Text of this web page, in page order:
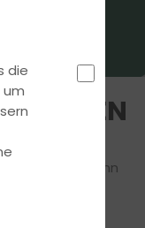
bei einem
freut uns, denn
Dir gerne
die